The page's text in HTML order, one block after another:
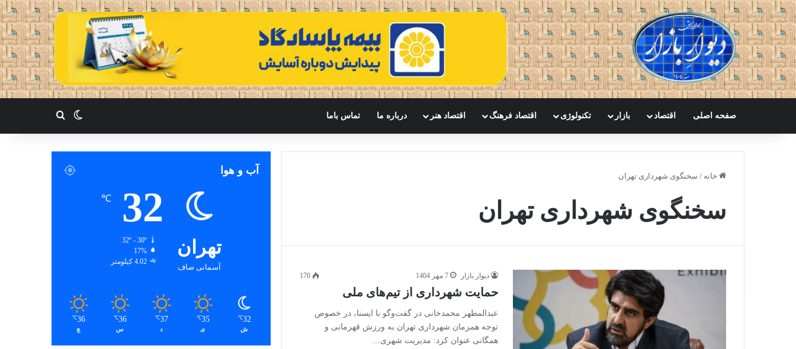
صفحه اصلی اقتصاد بازار تکنولوژی اقتصاد فرهنگ اقتصاد هنر درباره ما تماس باما تغییر پوسته
جستجو برای
خانه / سخنگوی شهرداری تهران
سخنگوی شهرداری تهران
دیوار بازار 7 مهر 1404 170
حمایت شهرداری از تیم‌های ملی
عبدالمطهر محمدخانی در گفت‌وگو با ایسنا، در خصوص
توجه همزمان شهرداری تهران به ورزش قهرمانی و
همگانی عنوان کرد: مدیریت شهری…
آب و هوا
تهران
آسمانی صاف
32
℃
32º - 30º
17%
4.02 کیلومتر
32
℃
ش
35
℃
ی
37
℃
د
36
℃
س
36
℃
چ